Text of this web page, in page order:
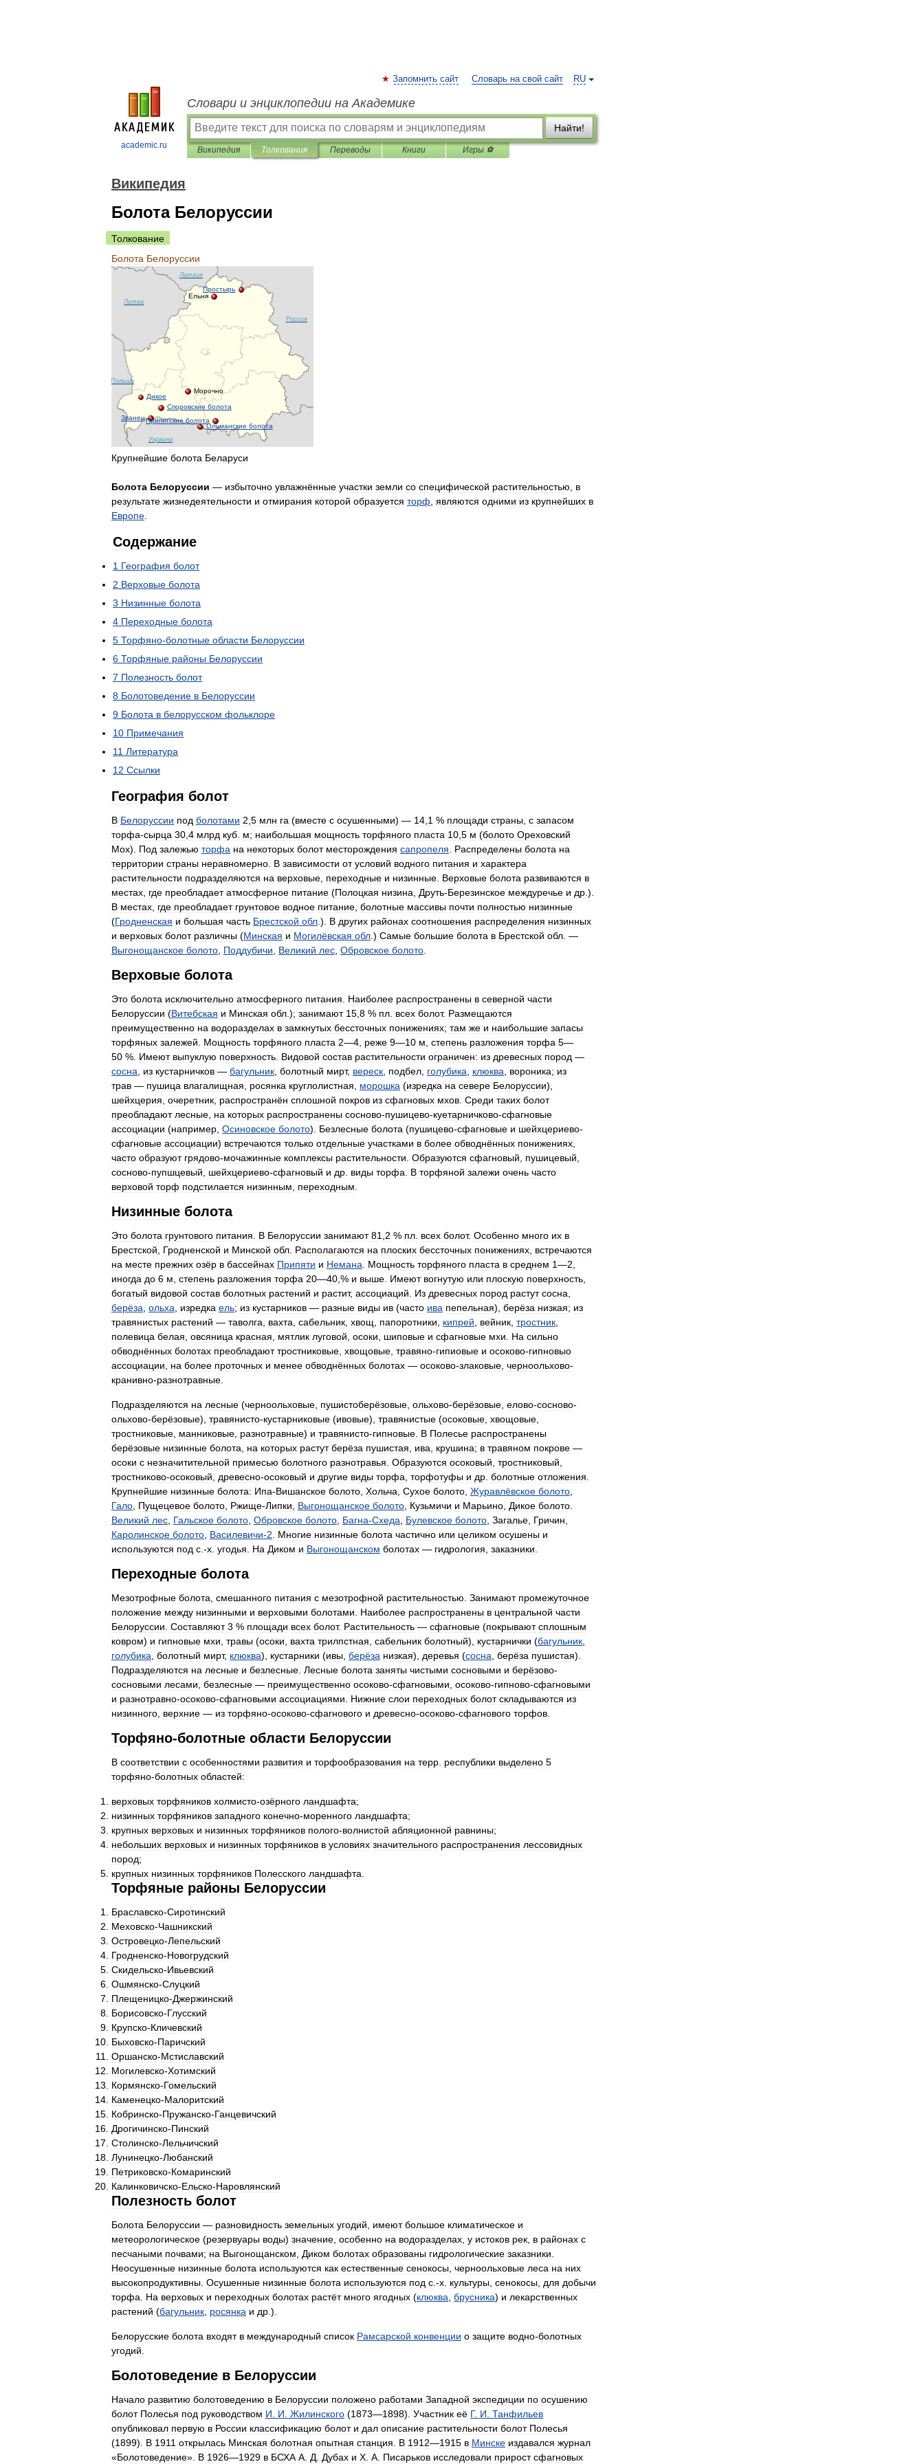
academic.ru
RU
Запомнить сайт Словарь на свой сайт
Словари и энциклопедии на Академике
Найти!
Википедия Толкования Переводы Книги Игры ⚽
Википедия
Болота Белоруссии
Толкование
Болота Белоруссии
Ельня
Споровские болота
Морочно
Дикое
Званец
Ольманские болота
Простырь
Припятские болота
Латвия
Литва
Россия
Польша
Украина
Крупнейшие болота Беларуси
Болота Белоруссии — избыточно увлажнённые участки земли со специфической растительностью
в
результате жизнедеятельности и отмирания которой образуется торф являются одними из крупнейших в
Европе
Содержание
1 География болот
2 Верховые болота
3 Низинные болота
4 Переходные болота
5 Торфяно-болотные области Белоруссии
6 Торфяные районы Белоруссии
7 Полезность болот
8 Болотоведение в Белоруссии
9 Болота в белорусском фольклоре
10 Примечания
11 Литература
12 Ссылки
География болот
В Белоруссии под болотами 2 5 млн га (вместе с осушенными) — 14 1 % площади страны с запасом
торфа-сырца 30 4 млрд куб м; наибольшая мощность торфяного пласта 10 5 м (болото Ореховский
Мох). Под залежью торфа на некоторых болот месторождения сапропеля Распределены болота на
территории страны неравномерно В зависимости от условий водного питания и характера
растительности подразделяются на верховые переходные и низинные Верховые болота развиваются в
местах где преобладает атмосферное питание (Полоцкая низина Друть-Березинское междуречье и др .).
В местах где преобладает грунтовое водное питание болотные массивы почти полностью низинные
(Гродненская и большая часть Брестской обл .). В других районах соотношения распределения низинных
и верховых болот различны (Минская и Могилёвская обл .) Самые большие болота в Брестской обл . —
Выгонощанское болото Поддубичи Великий лес Обровское болото
Верховые болота
Это болота исключительно атмосферного питания Наиболее распространены в северной части
Белоруссии (Витебская и Минская обл .); занимают 15 8 % пл всех болот. Размещаются
преимущественно на водоразделах в замкнутых бессточных понижениях; там же и наибольшие запасы
торфяных залежей Мощность торфяного пласта 2—4 реже 9—10 м степень разложения торфа 5—
50 %. Имеют выпуклую поверхность Видовой состав растительности ограничен: из древесных пород —
сосна
из кустарничков — багульник болотный мирт, вереск подбел голубика клюква вороника; из
трав — пушица влагалищная росянка круглолистная морошка (изредка на севере Белоруссии),
шейхцерия очеретник распространён сплошной покров из сфагновых мхов Среди таких болот
преобладают лесные на которых распространены сосново-пушицево-куетарничково-сфагновые
ассоциации (например Осиновское болото). Безлесные болота (пушицево-сфагновые и шейхцериево-
сфагновые ассоциации) встречаются только отдельные участками в более обводнённых понижениях
часто образуют грядово-мочажинные комплексы растительности Образуются сфагновый пушицевый
сосново-пупшцевый шейхцериево-сфагновый и др виды торфа В торфяной залежи очень часто
верховой торф подстилается низинным переходным
Низинные болота
Это болота грунтового питания В Белоруссии занимают 81 2 % пл всех болот. Особенно много их в
Брестской
Гродненской и Минской обл Располагаются на плоских бессточных понижениях встречаются
на месте прежних озёр в бассейнах Припяти и Немана Мощность торфяного пласта в среднем 1—2
иногда до 6 м степень разложения торфа 20—40 ,% и выше Имеют вогнутую или плоскую поверхность
богатый видовой состав болотных растений и растит, ассоциаций Из древесных пород растут сосна
берёза ольха изредка ель; из кустарников — разные виды ив (часто ива пепельная), берёза низкая; из
травянистых растений — таволга вахта сабельник хвощ папоротники кипрей вейник тростник
полевица белая овсяница красная мятлик луговой осоки шиповые и сфагновые мхи На сильно
обводнённых болотах преобладают тростниковые хвощовые травяно-гипиовые и осоково-гипновыо
ассоциации
на более проточных и менее обводнённых болотах — осоково-злаковые черноольхово-
кранивно-разнотравные
Подразделяются на лесные (черноольховые пушистоберёзовые ольхово-берёзовые елово-сосново-
ольхово-берёзовые), травянисто-кустарниковые (ивовые), травянистые (осоковые хвощовые
тростниковые манниковые разнотравные) и травянисто-гипновые В Полесье распространены
берёзовые низинные болота на которых растут берёза пушистая ива крушина; в травяном покрове —
осоки с незначитительной примесью болотного разнотравья Образуются осоковый тростниковый
тростниково-осоковый древесно-осоковый и другие виды торфа торфотуфы и др болотные отложения
Крупнейшие низинные болота: Ипа-Вишанское болото Хольча Сухое болото Журавлёвское болото
Гало Пущецевое болото Ржище-Липки Выгонощанское болото Кузьмичи и Марьино Дикое болото
Великий лес Гальское болото Обровское болото Багна-Схеда Булевское болото Загалье Гричин
Каролинское болото Василевичи-2 Многие низинные болота частично или целиком осушены и
используются под с .-х угодья На Диком и Выгонощанском болотах — гидрология заказники
Переходные болота
Мезотрофные болота смешанного питания с мезотрофной растительностью Занимают промежуточное
положение между низинными и верховыми болотами Наиболее распространены в центральной части
Белоруссии Составляют 3 % площади всех болот. Растительность — сфагновые (покрывают сплошным
ковром) и гипновые мхи травы (осоки вахта трилпстная сабельник болотный), кустарнички (багульник
голубика болотный мирт, клюква), кустарники (ивы берёза низкая), деревья (сосна берёза пушистая).
Подразделяются на лесные и безлесные Лесные болота заняты чистыми сосновыми и берёзово-
сосновыми лесами безлесные — преимущественно осоково-сфагновыми осоково-гипново-сфагновыми
и разнотравно-осоково-сфагновыми ассоциациями Нижние слои переходных болот складываются из
низинного верхние — из торфяно-осоково-сфагнового и древесно-осоково-сфагнового торфов
Торфяно-болотные области Белоруссии
В соответствии с особенностями развития и торфообразования на терр республики выделено 5
торфяно-болотных областей:
верховых торфяников холмисто-озёрного ландшафта;
низинных торфяников западного конечно-моренного ландшафта;
крупных верховых и низинных торфяников полого-волнистой абляционной равнины;
небольших верховых и низинных торфяников в условиях значительного распространения лессовидных
пород;
крупных низинных торфяников Полесского ландшафта
Торфяные районы Белоруссии
Браславско-Сиротинский
Меховско-Чашникский
Островецко-Лепельский
Гродненско-Новогрудский
Скидельско-Ивьевский
Ошмянско-Слуцкий
Плещеницко-Джержинский
Борисовско-Глусский
Крупско-Кличевский
Быховско-Паричский
Оршанско-Мстиславский
Могилевско-Хотимский
Кормянско-Гомельский
Каменецко-Малоритский
Кобринско-Пружанско-Ганцевичский
Дрогичинско-Пинский
Столинско-Лельчичский
Лунинецко-Любанский
Петриковско-Комаринский
Калинковичско-Ельско-Наровлянский
Полезность болот
Болота Белоруссии — разновидность земельных угодий имеют большое климатическое и
метеорологическое (резервуары воды) значение особенно на водоразделах у истоков рек в районах с
песчаными почвами; на Выгонощанском Диком болотах образованы гидрологические заказники
Неосушенные низинные болота используются как естественные сенокосы черноольховые леса на них
высокопродуктивны Осушенные низинные болота используются под с .-х культуры сенокосы для добычи
торфа
На верховых и переходных болотах растёт много ягодных (клюква брусника) и лекарственных
растений (багульник росянка и др .).
Белорусские болота входят в международный список Рамсарской конвенции о защите водно-болотных
угодий
Болотоведение в Белоруссии
Начало развитию болотоведению в Белоруссии положено работами Западной экспедиции по осушению
болот Полесья под руководством И И Жилинского (1873—1898). Участник её Г. И Танфильев
опубликовал первую в России классификацию болот и дал описание растительности болот Полесья
(1899). В 1911 открылась Минская болотная опытная станция В 1912—1915 в Минске издавался журнал
«Болотоведение». В 1926—1929 в БСХА А Д Дубах и X А Писарьков исследовали прирост сфагновых